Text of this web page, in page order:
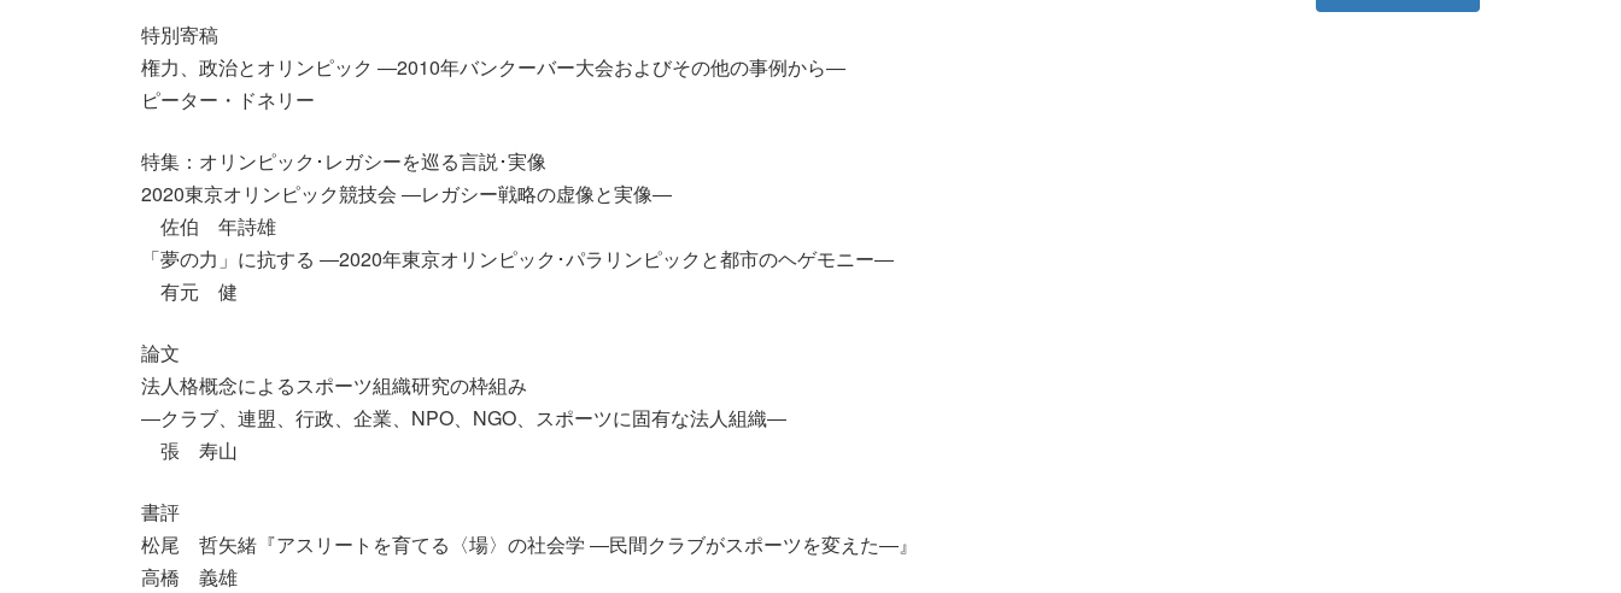
特別寄稿
権力、政治とオリンピック ―2010年バンクーバー大会およびその他の事例から―
ピーター・ドネリー
特集：オリンピック･レガシーを巡る言説･実像
2020東京オリンピック競技会 ―レガシー戦略の虚像と実像―
佐伯 年詩雄
「夢の力」に抗する ―2020年東京オリンピック･パラリンピックと都市のヘゲモニー―
有元 健
論文
法人格概念によるスポーツ組織研究の枠組み
―クラブ、連盟、行政、企業、NPO、NGO、スポーツに固有な法人組織―
張 寿山
書評
松尾 哲矢緒『アスリートを育てる〈場〉の社会学 ―民間クラブがスポーツを変えた―』
高橋 義雄